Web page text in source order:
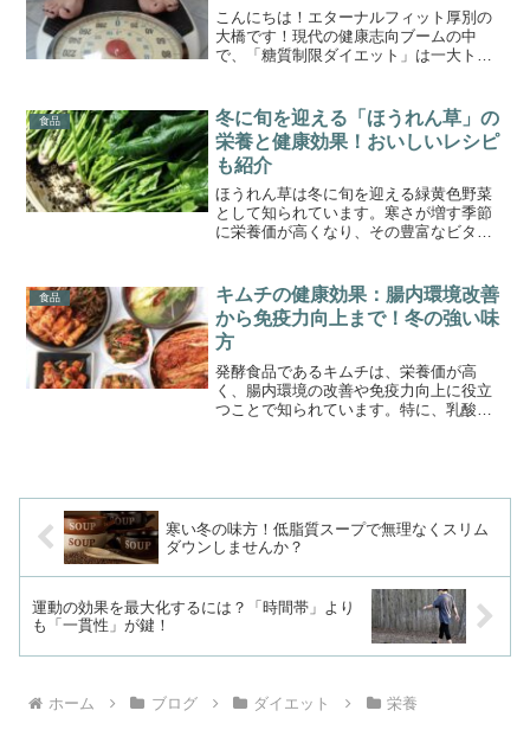
こんにちは！エターナルフィット厚別の
大橋です！現代の健康志向ブームの中
で、「糖質制限ダイエット」は一大トレ
な血糖値を維持したいという目的で、こ
のダイエットを始めた人も多...
食品
冬に旬を迎える「ほうれん草」の
栄養と健康効果！おいしいレシピ
も紹介
ほうれん草は冬に旬を迎える緑黄色野菜
として知られています。寒さが増す季節
に栄養価が高くなり、その豊富なビタミ
は、そんなほうれん草の栄養素や健康効
果、そして手軽に作れるレ...
食品
キムチの健康効果：腸内環境改善
から免疫力向上まで！冬の強い味
方
発酵食品であるキムチは、栄養価が高
く、腸内環境の改善や免疫力向上に役立
つことで知られています。特に、乳酸菌
寒い冬の味方！低脂質スープで無理なくスリム
ダウンしませんか？
運動の効果を最大化するには？「時間帯」より
も「一貫性」が鍵！
ホーム ブログ ダイエット 栄養